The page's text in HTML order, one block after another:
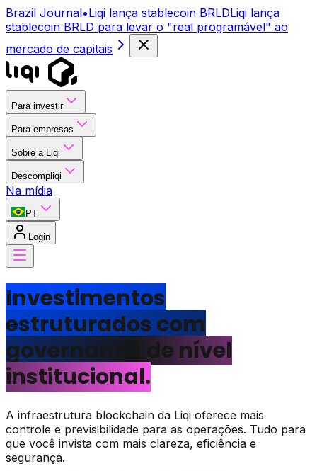
Brazil Journal•Liqi lança stablecoin BRLDLiqi lança
stablecoin BRLD para levar o "real programável" ao
mercado de capitais
Para investir
Para empresas
Sobre a Liqi
Descompliqi
Na mídia
PT
Login
Investimentos
estruturados com
governança de nível
institucional.
A infraestrutura blockchain da Liqi oferece mais
controle e previsibilidade para as operações. Tudo para
que você invista com mais clareza, eficiência e
segurança.